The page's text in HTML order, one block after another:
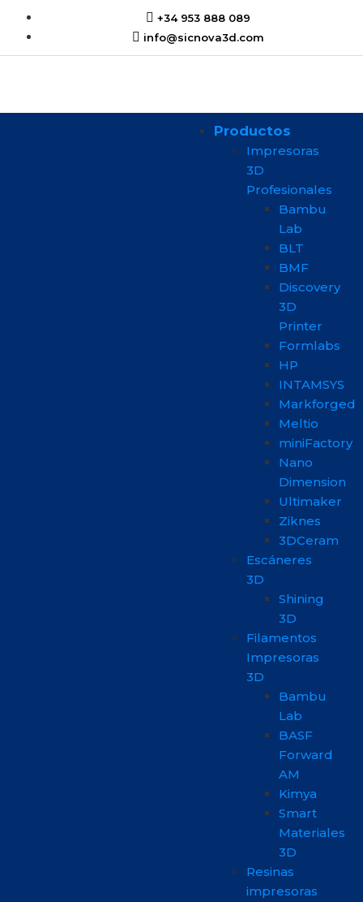
+34 953 888 089
info@sicnova3d.com
Productos
Impresoras
3D
Profesionales
Bambu
Lab
BLT
BMF
Discovery
3D
Printer
Formlabs
HP
INTAMSYS
Markforged
Meltio
miniFactory
Nano
Dimension
Ultimaker
Ziknes
3DCeram
Escáneres
3D
Shining
3D
Filamentos
Impresoras
3D
Bambu
Lab
BASF
Forward
AM
Kimya
Smart
Materiales
3D
Resinas
impresoras